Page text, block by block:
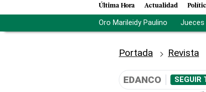
Última Hora Actualidad
Oro Marileidy Paulino Jueces
Portada Revista
EDANCO SEGUIR